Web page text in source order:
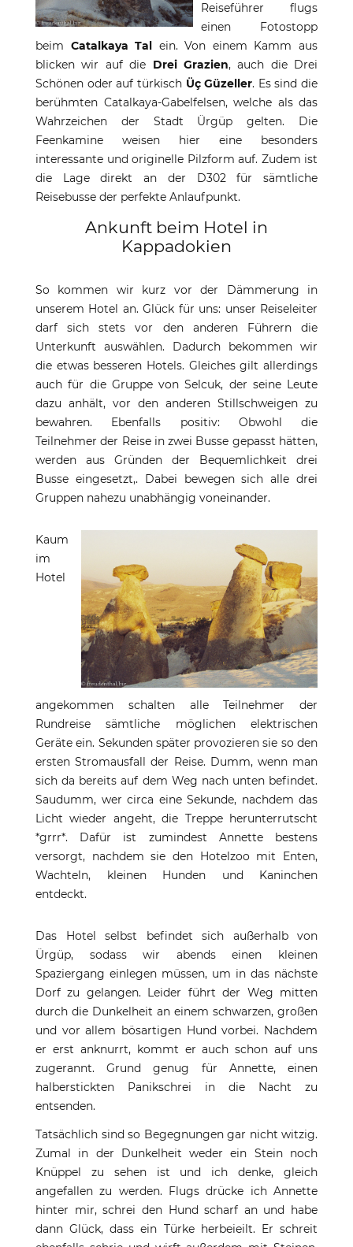
Reiseführer flugs
einen Fotostopp
beim Catalkaya Tal ein. Von einem Kamm aus
blicken wir auf die Drei Grazien, auch die Drei
Schönen oder auf türkisch Üç Güzeller. Es sind die
berühmten Catalkaya-Gabelfelsen, welche als das
Wahrzeichen der Stadt Ürgüp gelten. Die
Feenkamine weisen hier eine besonders
interessante und originelle Pilzform auf. Zudem ist
die Lage direkt an der D302 für sämtliche
Reisebusse der perfekte Anlaufpunkt.
Ankunft beim Hotel in
Kappadokien
So kommen wir kurz vor der Dämmerung in
unserem Hotel an. Glück für uns: unser Reiseleiter
darf sich stets vor den anderen Führern die
Unterkunft auswählen. Dadurch bekommen wir
die etwas besseren Hotels. Gleiches gilt allerdings
auch für die Gruppe von Selcuk, der seine Leute
dazu anhält, vor den anderen Stillschweigen zu
bewahren. Ebenfalls positiv: Obwohl die
Teilnehmer der Reise in zwei Busse gepasst hätten,
werden aus Gründen der Bequemlichkeit drei
Busse eingesetzt,. Dabei bewegen sich alle drei
Gruppen nahezu unabhängig voneinander.
Kaum
im
Hotel
angekommen schalten alle Teilnehmer der
Rundreise sämtliche möglichen elektrischen
Geräte ein. Sekunden später provozieren sie so den
ersten Stromausfall der Reise. Dumm, wenn man
sich da bereits auf dem Weg nach unten befindet.
Saudumm, wer circa eine Sekunde, nachdem das
Licht wieder angeht, die Treppe herunterrutscht
*grrr*. Dafür ist zumindest Annette bestens
versorgt, nachdem sie den Hotelzoo mit Enten,
Wachteln, kleinen Hunden und Kaninchen
entdeckt.
Das Hotel selbst befindet sich außerhalb von
Ürgüp, sodass wir abends einen kleinen
Spaziergang einlegen müssen, um in das nächste
Dorf zu gelangen. Leider führt der Weg mitten
durch die Dunkelheit an einem schwarzen, großen
und vor allem bösartigen Hund vorbei. Nachdem
er erst anknurrt, kommt er auch schon auf uns
zugerannt. Grund genug für Annette, einen
halberstickten Panikschrei in die Nacht zu
entsenden.
Tatsächlich sind so Begegnungen gar nicht witzig.
Zumal in der Dunkelheit weder ein Stein noch
Knüppel zu sehen ist und ich denke, gleich
angefallen zu werden. Flugs drücke ich Annette
hinter mir, schrei den Hund scharf an und habe
dann Glück, dass ein Türke herbeieilt. Er schreit